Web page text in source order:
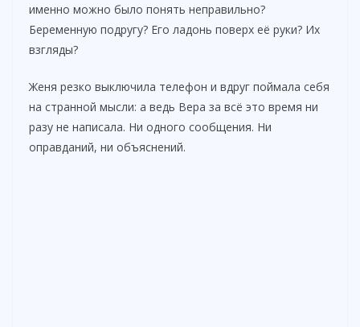
именно можно было понять неправильно?
Беременную подругу? Его ладонь поверх её руки? Их
взгляды?
Женя резко выключила телефон и вдруг поймала себя
на странной мысли: а ведь Вера за всё это время ни
разу не написала. Ни одного сообщения. Ни
оправданий, ни объяснений.